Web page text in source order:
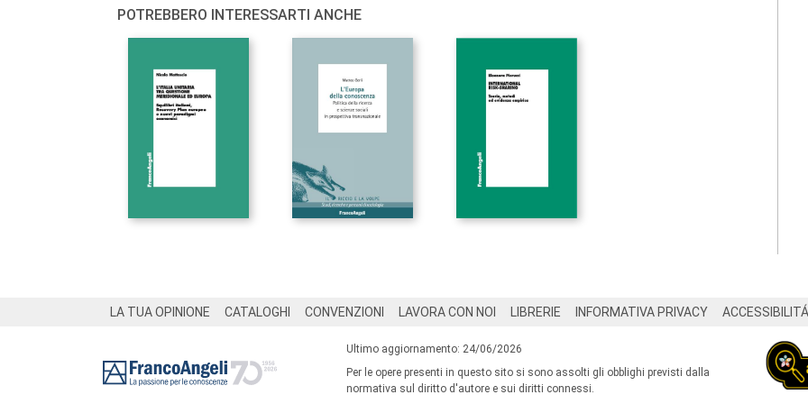
POTREBBERO INTERESSARTI ANCHE
LA TUA OPINIONE CATALOGHI CONVENZIONI LAVORA CON NOI LIBRERIE INFORMATIVA PRIVACY ACCESSIBILITÁ
Ultimo aggiornamento: 24/06/2026
Per le opere presenti in questo sito si sono assolti gli obblighi previsti dalla
normativa sul diritto d'autore e sui diritti connessi.